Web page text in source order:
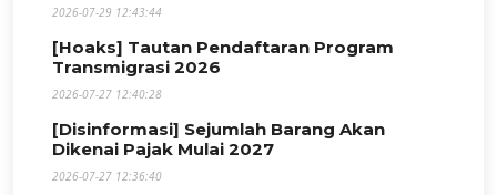
2026-07-29 12:43:44
[Hoaks] Tautan Pendaftaran Program
Transmigrasi 2026
2026-07-27 12:40:28
[Disinformasi] Sejumlah Barang Akan
Dikenai Pajak Mulai 2027
2026-07-27 12:36:40